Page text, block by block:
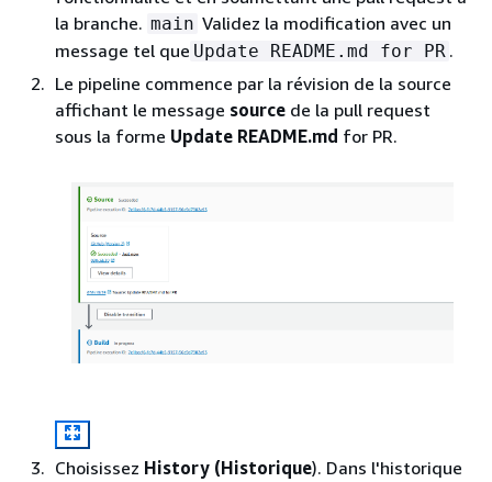
la branche. main Validez la modification avec un
message tel que Update README.md for PR .
Le pipeline commence par la révision de la source
affichant le message source de la pull request
sous la forme Update README.md for PR.
Choisissez History (Historique). Dans l'historique